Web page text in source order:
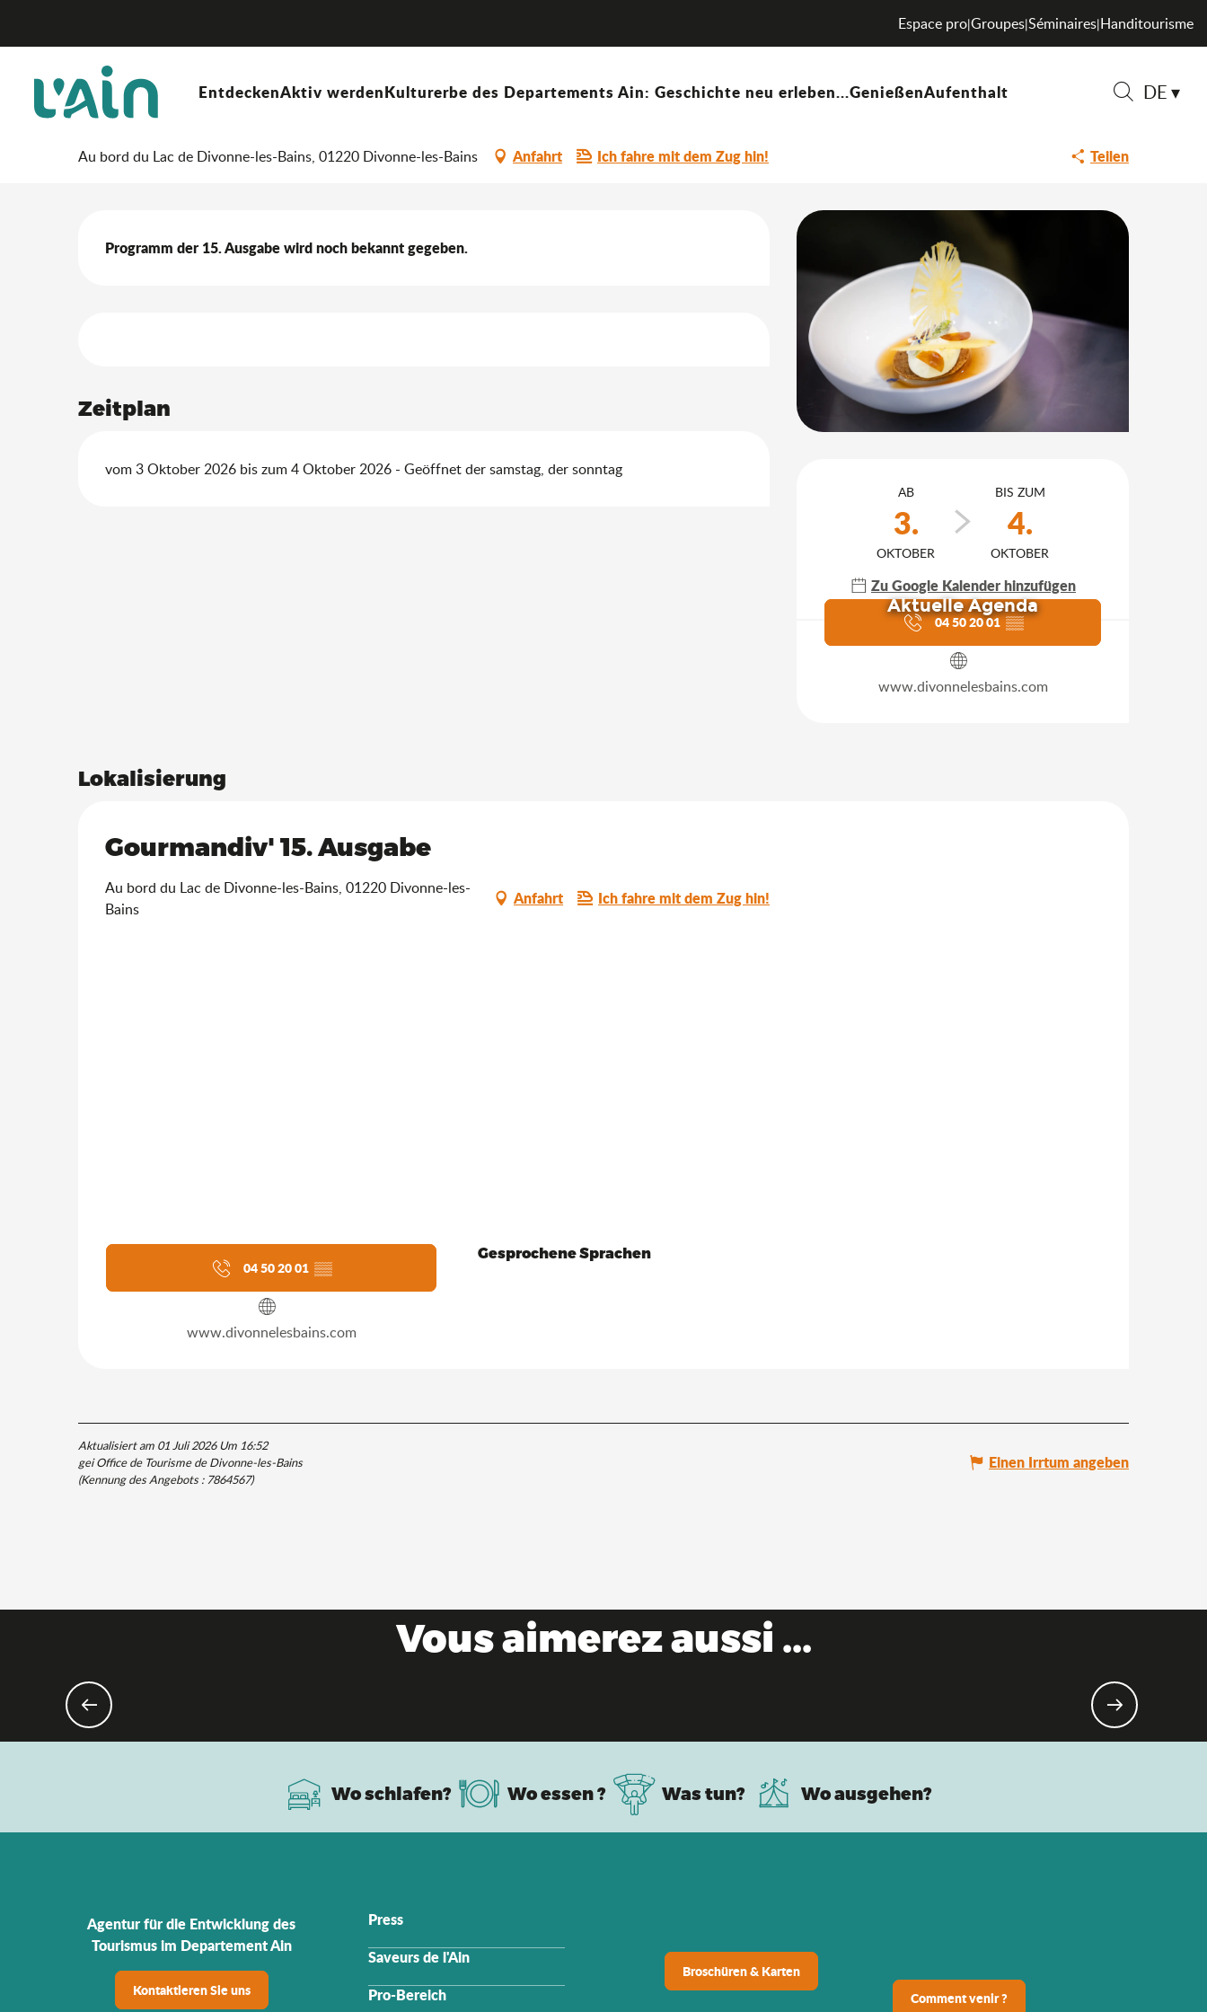
principal
DE
Espace pro|Groupes|Séminaires|Handitourisme
EntdeckenAktiv werdenKulturerbe des Departements Ain: Geschichte neu erleben...GenießenAufenthalt
3. oktober > 4. oktober
Gourmandiv' 15. Ausgabe
Au bord du Lac de Divonne-les-Bains, 01220 Divonne-les-Bains Anfahrt Ich fahre mit dem Zug hin! Teilen
Öffnungszeiten &
AB
3.
OKTOBER
BIS ZUM
4.
OKTOBER
Zu Google Kalender hinzufügen
Aktuelle Agenda
04 50 20 01▒▒
www.divonnelesbains.com
Programm der 15. Ausgabe wird noch bekannt gegeben.
Zeitplan
vom 3 Oktober 2026 bis zum 4 Oktober 2026 - Geöffnet der samstag, der sonntag
Lokalisierung
Gourmandiv' 15. Ausgabe
Au bord du Lac de Divonne-les-Bains, 01220 Divonne-les-
Bains
Anfahrt Ich fahre mit dem Zug hin!
04 50 20 01 ▒▒
www.divonnelesbains.com
Gesprochene Sprachen
Gesprochene Sprachen
Aktualisiert am 01 Juli 2026 Um 16:52
gei Office de Tourisme de Divonne-les-Bains
(Kennung des Angebots :7864567)
Einen Irrtum angeben
Vous aimerez aussi ...
Wo schlafen? Wo essen ? Was tun? Wo ausgehen?
Agentur für die Entwicklung des
Tourismus im Departement Ain
Kontaktieren Sie uns
Press
Saveurs de l'Ain
Pro-Bereich
Broschüren & Karten
Comment venir ?